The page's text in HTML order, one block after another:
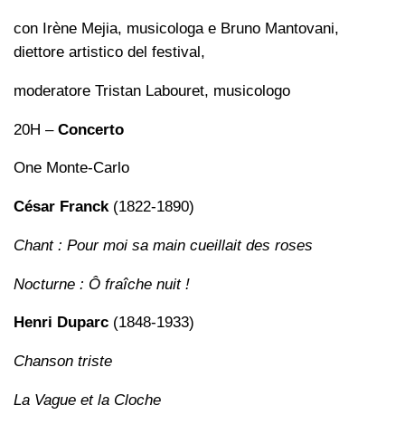
con Irène Mejia, musicologa e Bruno Mantovani,
diettore artistico del festival,
moderatore Tristan Labouret, musicologo
20H – Concerto
One Monte-Carlo
César Franck(1822-1890)
Chant : Pour moi sa main cueillait des roses
Nocturne : Ô fraîche nuit !
Henri Duparc (1848-1933)
Chanson triste
La Vague et la Cloche